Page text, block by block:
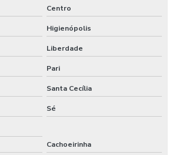
Impressora
Móveis
Móveis Minas Gerais
Roupas
Em Santa Catarina
Centro
Higienópolis
Liberdade
Pari
Santa Cecília
Sé
Cachoeirinha